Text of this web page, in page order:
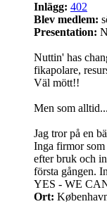
Inlägg: 402
Blev medlem:
Presentation:
Nuttin' has
fikapolare,
Väl mött!!
Men som alltid...
Jag tror på en
Inga firmor som
efter bruk och
första gången.
YES - WE
Ort: